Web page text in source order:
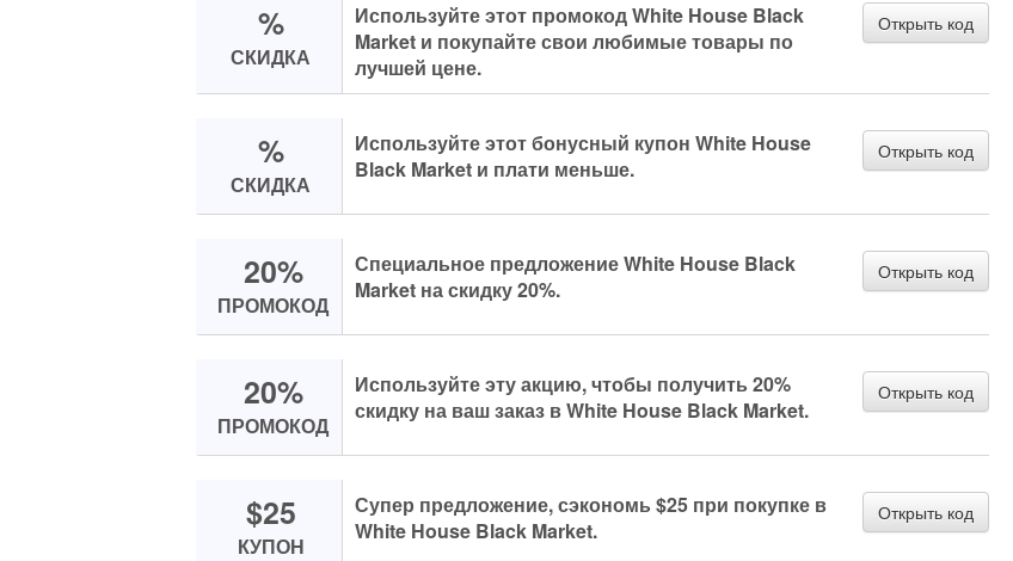
%
СКИДКА
Используйте этот промокод White House Black
Market и покупайте свои любимые товары по
лучшей цене.
Открыть код
%
СКИДКА
Используйте этот бонусный купон White House
Black Market и плати меньше.
Открыть код
20%
ПРОМОКОД
Специальное предложение White House Black
Market на скидку 20%.
Открыть код
20%
ПРОМОКОД
Используйте эту акцию, чтобы получить 20%
скидку на ваш заказ в White House Black Market.
Открыть код
$25
КУПОН
Супер предложение, сэкономь $25 при покупке в
White House Black Market.
Открыть код